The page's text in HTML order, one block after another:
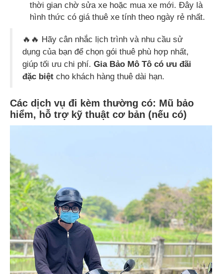
thời gian chờ sửa xe hoặc mua xe mới. Đây là
hình thức có giá thuê xe tính theo ngày rẻ nhất.
🔥🔥 Hãy cân nhắc lịch trình và nhu cầu sử
dụng của bạn để chọn gói thuê phù hợp nhất,
giúp tối ưu chi phí. Gia Bảo Mô Tô có ưu đãi
đặc biệt cho khách hàng thuê dài hạn.
Các dịch vụ đi kèm thường có: Mũ bảo
hiểm, hỗ trợ kỹ thuật cơ bản (nếu có)